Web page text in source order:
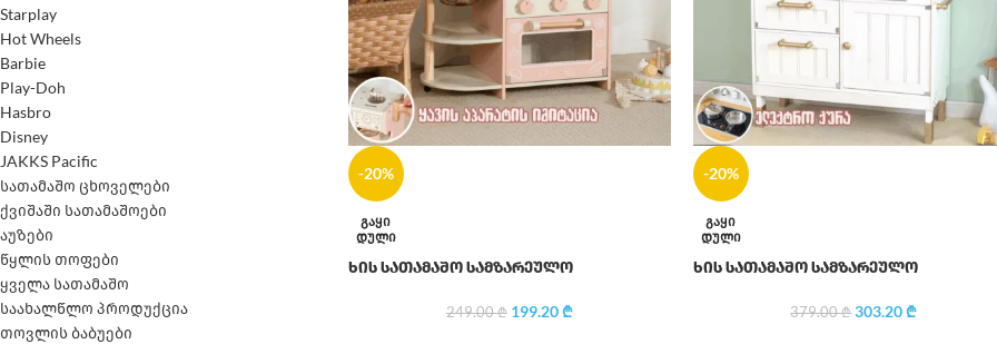
Starplay
Hot Wheels
Barbie
Play-Doh
Hasbro
Disney
JAKKS Pacific
სათამაშო ცხოველები
ქვიშაში სათამაშოები
აუზები
წყლის თოფები
ყველა სათამაშო
საახალწლო პროდუქცია
თოვლის ბაბუები
-20%
ᲒᲐᲧᲘ
ᲓᲣᲚᲘ
ხის სათამაშო სამზარეულო
249.00₾ 199.20₾
-20%
ᲒᲐᲧᲘ
ᲓᲣᲚᲘ
ხის სათამაშო სამზარეულო
379.00₾ 303.20₾